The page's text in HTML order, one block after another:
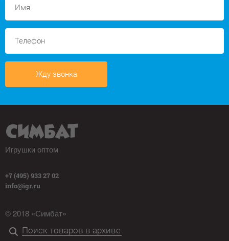
Жду звонка
Игрушки оптом
+7 (495) 933 27 02
info@igr.ru
© 2018 «Симбат»